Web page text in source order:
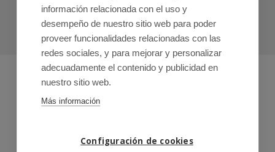
CÁLCULOS
INICIO/ CÁLCULOS
información relacionada con el uso y
desempeño de nuestro sitio web para poder
proveer funcionalidades relacionadas con las
redes sociales, y para mejorar y personalizar
adecuadamente el contenido y publicidad en
nuestro sitio web.
Más información
Configuración de cookies